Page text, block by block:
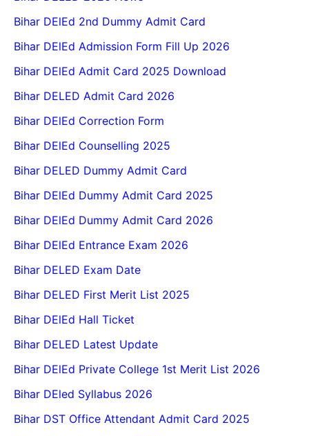
Bihar DElEd 2nd Dummy Admit Card
Bihar DElEd Admission Form Fill Up 2026
Bihar DElEd Admit Card 2025 Download
Bihar DELED Admit Card 2026
Bihar DElEd Correction Form
Bihar DElEd Counselling 2025
Bihar DELED Dummy Admit Card
Bihar DElEd Dummy Admit Card 2025
Bihar DElEd Dummy Admit Card 2026
Bihar DElEd Entrance Exam 2026
Bihar DELED Exam Date
Bihar DELED First Merit List 2025
Bihar DElEd Hall Ticket
Bihar DELED Latest Update
Bihar DElEd Private College 1st Merit List 2026
Bihar DEled Syllabus 2026
Bihar DST Office Attendant Admit Card 2025